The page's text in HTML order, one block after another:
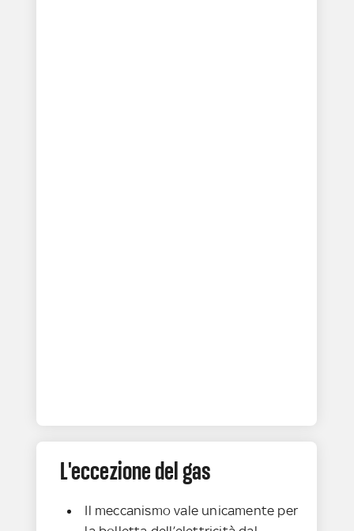
L'eccezione del gas
Il meccanismo vale unicamente per